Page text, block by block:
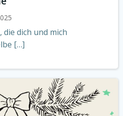
die dich und mich
[…]